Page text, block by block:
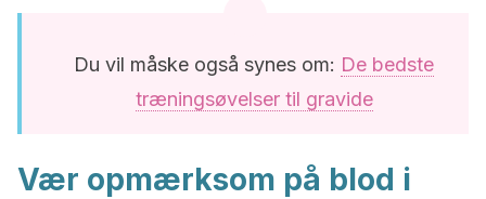
Du vil måske også synes om: De bedste
træningsøvelser til gravide
Vær opmærksom på blod i